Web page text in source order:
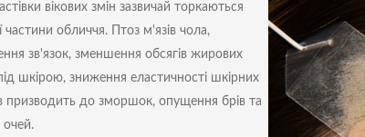
вікових змін зазвичай торкаються
частини обличчя. Птоз м'язів чола,
зв'язок, зменшення обсягів жирових
шкірою, зниження еластичності шкірних
призводить до зморшок, опущення брів та
очей.